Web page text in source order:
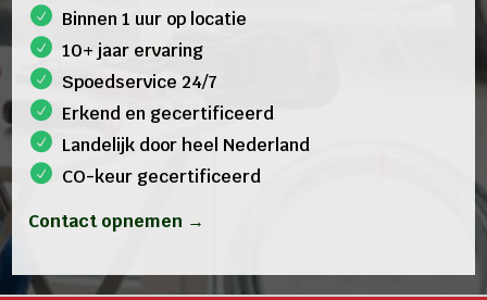
Binnen 1 uur op locatie
10+ jaar ervaring
Spoedservice 24/7
Erkend en gecertificeerd
Landelijk door heel Nederland
CO-keur gecertificeerd
Contact opnemen →